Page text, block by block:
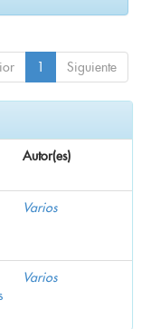
1 Siguiente
Autor(es)
Varios
Varios